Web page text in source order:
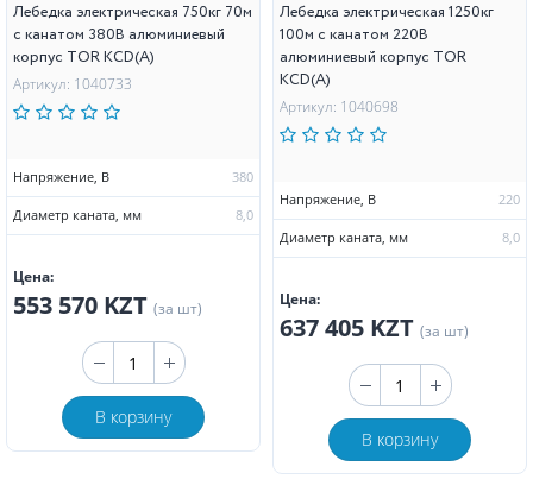
Лебедка электрическая 750кг 70м
с канатом 380В алюминиевый
корпус TOR KCD(А)
Артикул: 1040733
Напряжение, В 380
Диаметр каната, мм 8,0
Цена:
553 570 KZT (за шт)
В корзину
Лебедка электрическая 1250кг
100м с канатом 220В
алюминиевый корпус TOR
KCD(А)
Артикул: 1040698
Напряжение, В 220
Диаметр каната, мм 8,0
Цена:
637 405 KZT (за шт)
В корзину